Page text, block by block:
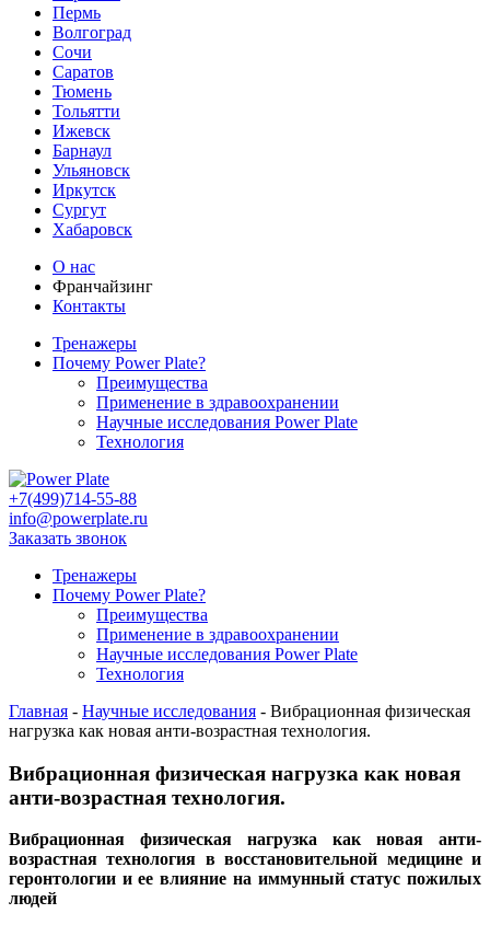
Пермь
Волгоград
Сочи
Саратов
Тюмень
Тольятти
Ижевск
Барнаул
Ульяновск
Иркутск
Сургут
Хабаровск
О нас
Франчайзинг
Контакты
Тренажеры
Почему Power Plate?
Преимущества
Применение в здравоохранении
Научные исследования Power Plate
Технология
+7(499)714-55-88
info@powerplate.ru
Заказать звонок
Тренажеры
Почему Power Plate?
Преимущества
Применение в здравоохранении
Научные исследования Power Plate
Технология
Главная - Научные исследования - Вибрационная физическая
нагрузка как новая анти-возрастная технология.
Вибрационная физическая нагрузка как новая
анти-возрастная технология.
Вибрационная физическая нагрузка как новая анти-
возрастная технология в восстановительной медицине и
геронтологии и ее влияние на иммунный статус пожилых
людей